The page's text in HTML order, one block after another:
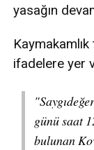
yasağın
ifadelere yer
günü saat
bulunan